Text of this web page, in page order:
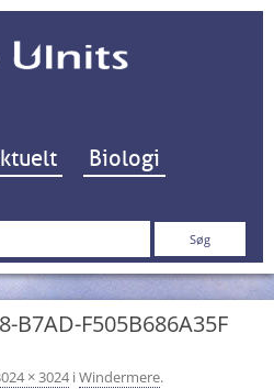
Hop til indhold
Biologi
B7AD-F505B686A35F
× 3024iWindermere.